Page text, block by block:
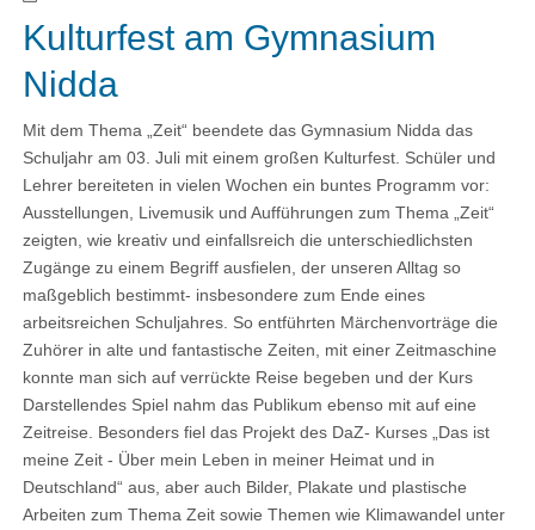
Kulturfest am Gymnasium
Nidda
Mit dem Thema „Zeit“ beendete das Gymnasium Nidda das
Schuljahr am 03. Juli mit einem großen Kulturfest. Schüler und
Lehrer bereiteten in vielen Wochen ein buntes Programm vor:
Ausstellungen, Livemusik und Aufführungen zum Thema „Zeit“
zeigten, wie kreativ und einfallsreich die unterschiedlichsten
Zugänge zu einem Begriff ausfielen, der unseren Alltag so
maßgeblich bestimmt- insbesondere zum Ende eines
arbeitsreichen Schuljahres. So entführten Märchenvorträge die
Zuhörer in alte und fantastische Zeiten, mit einer Zeitmaschine
konnte man sich auf verrückte Reise begeben und der Kurs
Darstellendes Spiel nahm das Publikum ebenso mit auf eine
Zeitreise. Besonders fiel das Projekt des DaZ- Kurses „Das ist
meine Zeit - Über mein Leben in meiner Heimat und in
Deutschland“ aus, aber auch Bilder, Plakate und plastische
Arbeiten zum Thema Zeit sowie Themen wie Klimawandel unter